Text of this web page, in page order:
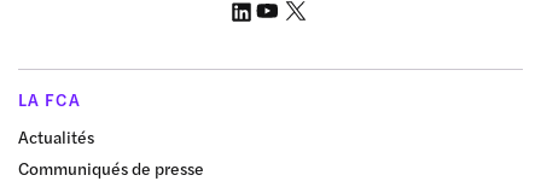
LA FCA
Actualités
Communiqués de presse